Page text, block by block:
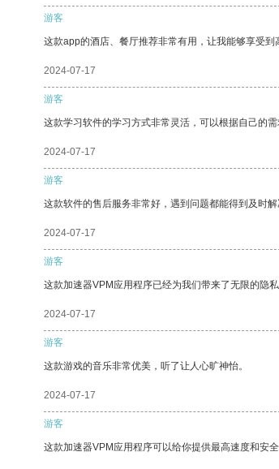
游客
这款app的酒店、餐厅推荐非常有用，让我能够享受到
2024-07-17
游客
这款学习软件的学习方式非常灵活，可以根据自己的
2024-07-17
游客
这款软件的售后服务非常好，遇到问题都能得到及时解
2024-07-17
游客
这款加速器VPM应用程序已经为我们带来了无限的隐私
2024-07-17
游客
这款游戏的音乐非常优美，听了让人心旷神怡。
2024-07-17
游客
这款加速器VPM应用程序可以给你提供最高速度和安